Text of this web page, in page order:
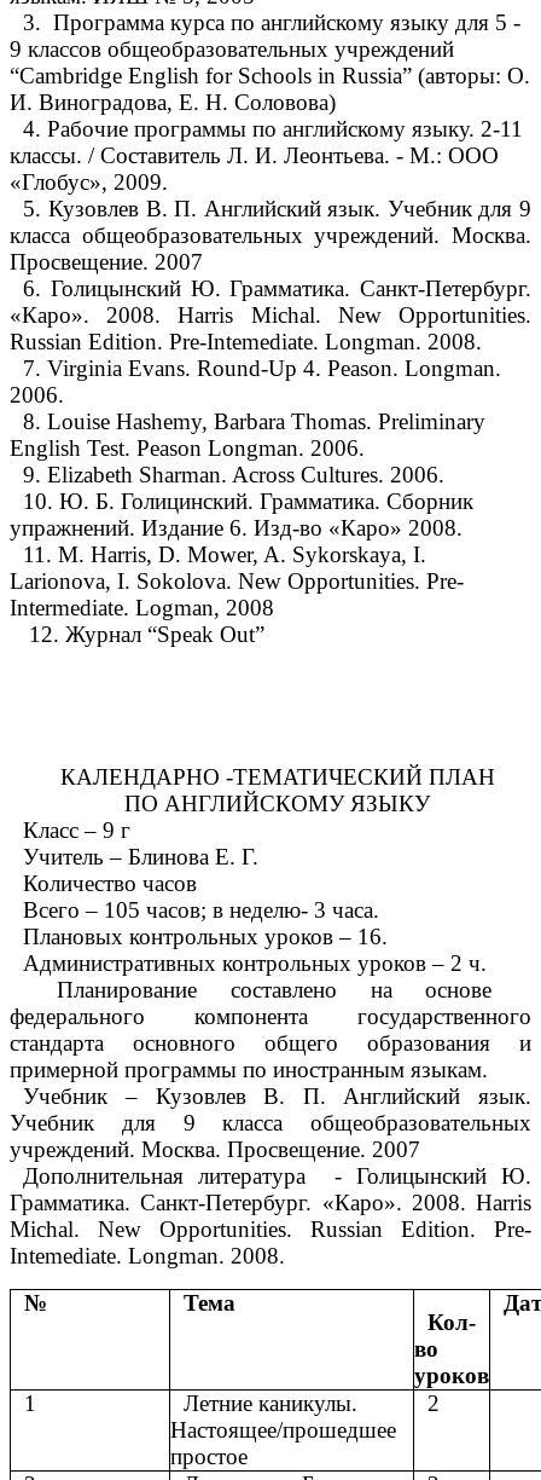
3. Программа курса по английскому языку для 5 -
9 классов общеобразовательных учреждений
“Cambridge English for Schools in Russia” (авторы: О.
И. Виноградова, Е. Н. Соловова)
4. Рабочие программы по английскому языку. 2-11
классы. / Составитель Л. И. Леонтьева. - М.: ООО
«Глобус», 2009.
5. Кузовлев В. П. Английский язык. Учебник для 9
класса общеобразовательных учреждений. Москва.
Просвещение. 2007
6. Голицынский Ю. Грамматика. Санкт-Петербург.
«Каро». 2008. Harris Michal. New Opportunities.
Russian Edition. Pre-Intemediate. Longman. 2008.
7. Virginia Evans. Round-Up 4. Peason. Longman.
2006.
8. Louise Hashemy, Barbara Thomas. Preliminary
English Test. Peason Longman. 2006.
9. Elizabeth Sharman. Across Cultures. 2006.
10. Ю. Б. Голицинский. Грамматика. Сборник
упражнений. Издание 6. Изд-во «Каро» 2008.
11. M. Harris, D. Mower, A. Sykorskaya, I.
Larionova, I. Sokolova. New Opportunities. Pre-
Intermediate. Logman, 2008
12. Журнал “Speak Out”
КАЛЕНДАРНО -ТЕМАТИЧЕСКИЙ ПЛАН
ПО АНГЛИЙСКОМУ ЯЗЫКУ
Класс – 9 г
Учитель – Блинова Е. Г.
Количество часов
Всего – 105 часов; в неделю- 3 часа.
Плановых контрольных уроков – 16.
Административных контрольных уроков – 2 ч.
Планирование составлено на основе
федерального компонента государственного
стандарта основного общего образования и
примерной программы по иностранным языкам.
Учебник – Кузовлев В. П. Английский язык.
Учебник для 9 класса общеобразовательных
учреждений. Москва. Просвещение. 2007
Дополнительная литература - Голицынский Ю.
Грамматика. Санкт-Петербург. «Каро». 2008. Harris
Michal. New Opportunities. Russian Edition. Pre-
Intemediate. Longman. 2008.
№
Тема
Кол-
во
уроков
1
Летние каникулы.
Настоящее/прошедшее
простое
2